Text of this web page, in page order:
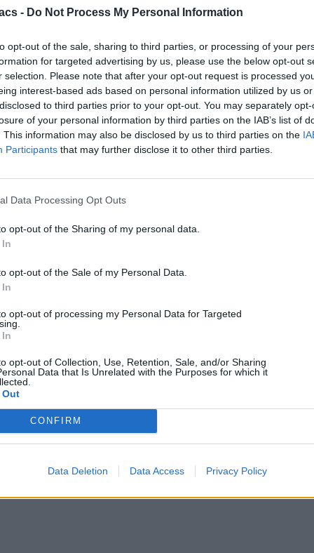
- Do Not Process My Personal Information
opt-out of the sale, sharing to third parties, or processing of your
for targeted advertising by us, please use the below opt-out
selection. Please note that after your opt-out request is processed
interest-based ads based on personal information utilized by us
to third parties prior to your opt-out. You may separately
of your personal information by third parties on the IAB’s list of
This information may also be disclosed by us to third parties on the
Participants that may further disclose it to other third parties.
Data Processing Opt Outs
opt-out of the Sharing of my personal data.
opt-out of the Sale of my Personal Data.
opt-out of processing my Personal Data for Targeted
opt-out of Collection, Use, Retention, Sale, and/or Sharing
Data that Is Unrelated with the Purposes for which it
CONFIRM
Data Deletion Data Access Privacy Policy